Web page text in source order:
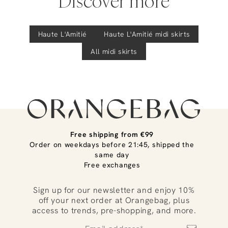
Haute L'Amitié Haute L'Amitié midi skirts
All midi skirts
Free shipping from €99
Order on weekdays before 21:45, shipped the
same day
Free exchanges
Sign up for our newsletter and enjoy 10%
off your next order at Orangebag, plus
access to trends, pre-shopping, and more.